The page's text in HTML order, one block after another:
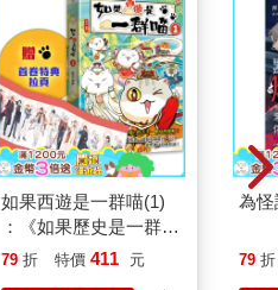
如果西遊是一群喵(1)
：《如果歷史是一群
喵》作者最新力作，附
79 折 特價 411 元
為怪
79 折